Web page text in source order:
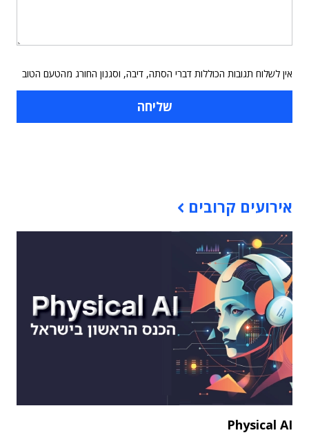
אין לשלוח תגובות הכוללות דברי הסתה, דיבה, וסגנון החורג מהטעם הטוב
אירועים קרובים
Physical AI